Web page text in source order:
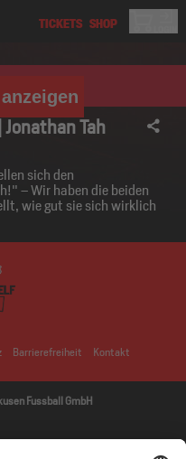
Tah
sich den
– Wir haben die beiden
wie gut sie sich wirklich
Barrierefreiheit Kontakt
Fussball GmbH